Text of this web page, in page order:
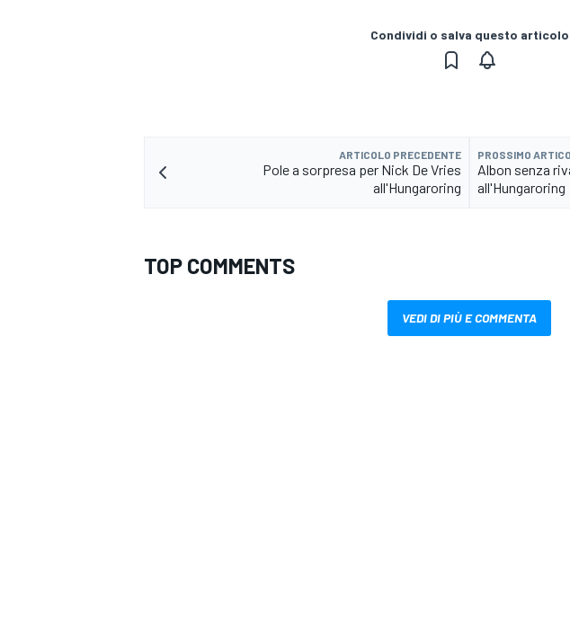
Condividi o salva questo articolo
ARTICOLO PRECEDENTE
Pole a sorpresa per Nick De Vries
all'Hungaroring
PROSSIMO
Albon senza
all'Hungaroring
TOP COMMENTS
VEDI DI PIÙ E COMMENTA